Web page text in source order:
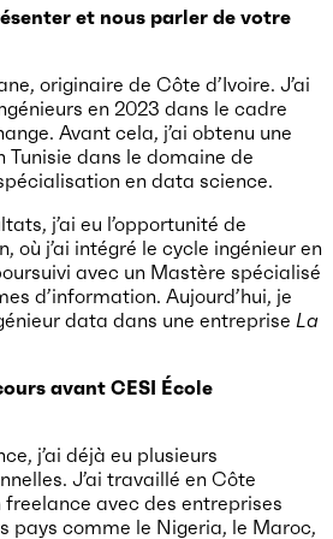
et nous parler de votre
originaire de Côte d’Ivoire. J’ai
en 2023 dans le cadre
Avant cela, j’ai obtenu une
Tunisie dans le domaine de
en data science.
j’ai eu l’opportunité de
où j’ai intégré le cycle ingénieur en
avec un Mastère spécialisé
d’information. Aujourd’hui, je
data dans une entreprise La
avant CESI École
j’ai déjà eu plusieurs
J’ai travaillé en Côte
freelance avec des entreprises
pays comme le Nigeria, le Maroc,